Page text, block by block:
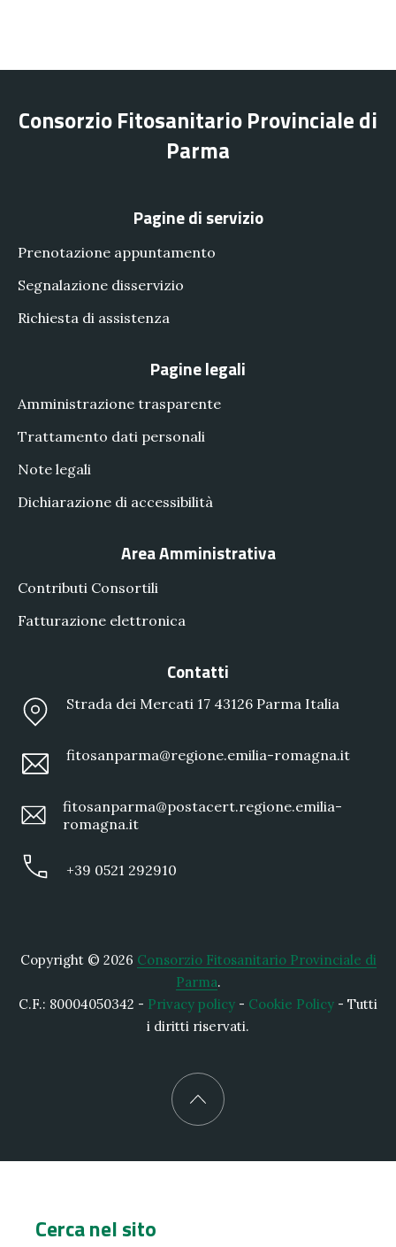
Consorzio Fitosanitario Provinciale di
Parma
Pagine di servizio
Prenotazione appuntamento
Segnalazione disservizio
Richiesta di assistenza
Pagine legali
Amministrazione trasparente
Trattamento dati personali
Note legali
Dichiarazione di accessibilità
Area Amministrativa
Contributi Consortili
Fatturazione elettronica
Contatti
Strada dei Mercati 17 43126 Parma Italia
fitosanparma@regione.emilia-romagna.it
fitosanparma@postacert.regione.emilia-
romagna.it
+39 0521 292910
Copyright © 2026 Consorzio Fitosanitario Provinciale di
Parma.
C.F.: 80004050342 - Privacy policy - Cookie Policy - Tutti
i diritti riservati.
Back to Top
Cerca nel sito